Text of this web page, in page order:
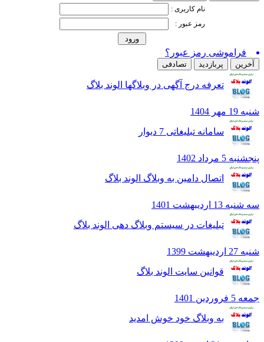
نام کاربری :
رمز عبور :
فراموشی رمز عبور؟
پربازدید تصادفی
تعرفه درج آگهی در وبلاگها الوند بلاگ
1404
سامانه تبلیغاتی 7 دیوار
مرداد 1402
اتصال دامین به وبلاگ الوند بلاگ
ارديبهشت 1401
تبلیغات در سیستم وبلاگ دهی الوند بلاگ
1399
قوانین سایت الوند بلاگ
1401
به وبلاگ خود خوش امدید